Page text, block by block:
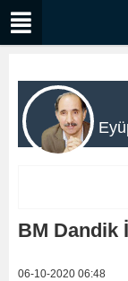
BM Dandik
06-10-2020 06:48